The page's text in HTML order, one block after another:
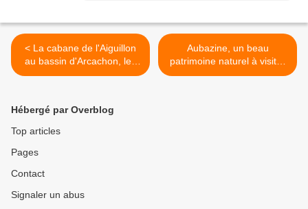
< La cabane de l'Aiguillon
au bassin d'Arcachon, les
huîtres à déguster
Aubazine, un beau
patrimoine naturel à visiter
en Corrèze >
Hébergé par Overblog
Top articles
Pages
Contact
Signaler un abus